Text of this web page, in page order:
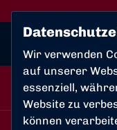
Wir verwenden
auf unserer
essenziell,
Website zu
können